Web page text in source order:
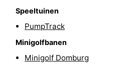
drinken
Mondriaan
Toorop
Evenementen
Speeltuinen
PumpTrack
Minigolfbanen
Minigolf Domburg